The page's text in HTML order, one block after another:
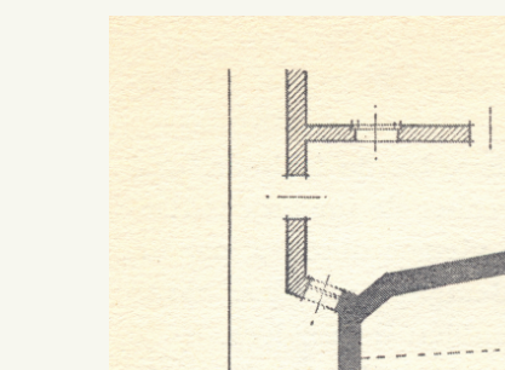
Presiona ENTER para buscar o ESC para salir -